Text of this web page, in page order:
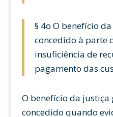
§ 4o O benefício
concedido à parte
insuficiência de
pagamento das
O benefício da justiça
concedido quando